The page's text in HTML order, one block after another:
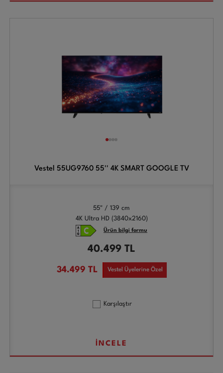
Vestel 55UG9760 55'' 4K SMART GOOGLE TV
55" / 139 cm
4K Ultra HD (3840x2160)
Ürün bilgi formu
40.499 TL
34.499 TL Vestel Üyelerine Özel
Karşılaştır
İNCELE